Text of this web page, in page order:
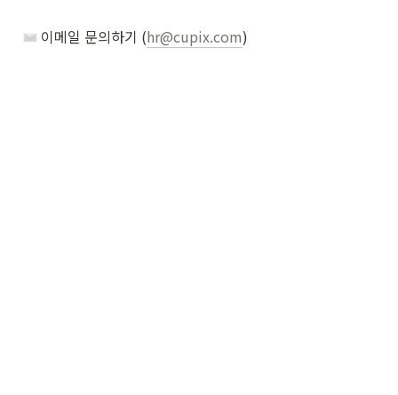
이메일 문의하기 (hr@cupix.com)